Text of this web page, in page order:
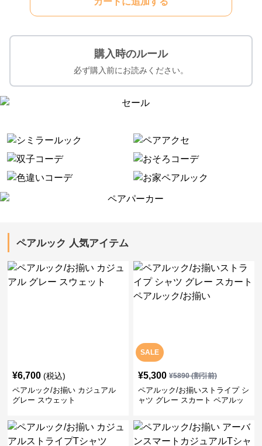
購入時のルール
必ず購入前にお読みください。
ペアルック 人気アイテム
¥6,700 (税込)
ペアルック/お揃い カジュアル
グレー スウェット
SALE
¥5,300 ¥5890(割引前)
ペアルック/お揃いストライプ シ
ャツ グレー スカート ペアルッ